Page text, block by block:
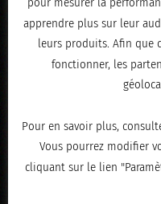
« PRÉCÉDENT
apprendre plus sur leur
leurs produits. Afin que
fonctionner, les
Pour en savoir plus,
Vous pourrez modifier
cliquant sur le lien